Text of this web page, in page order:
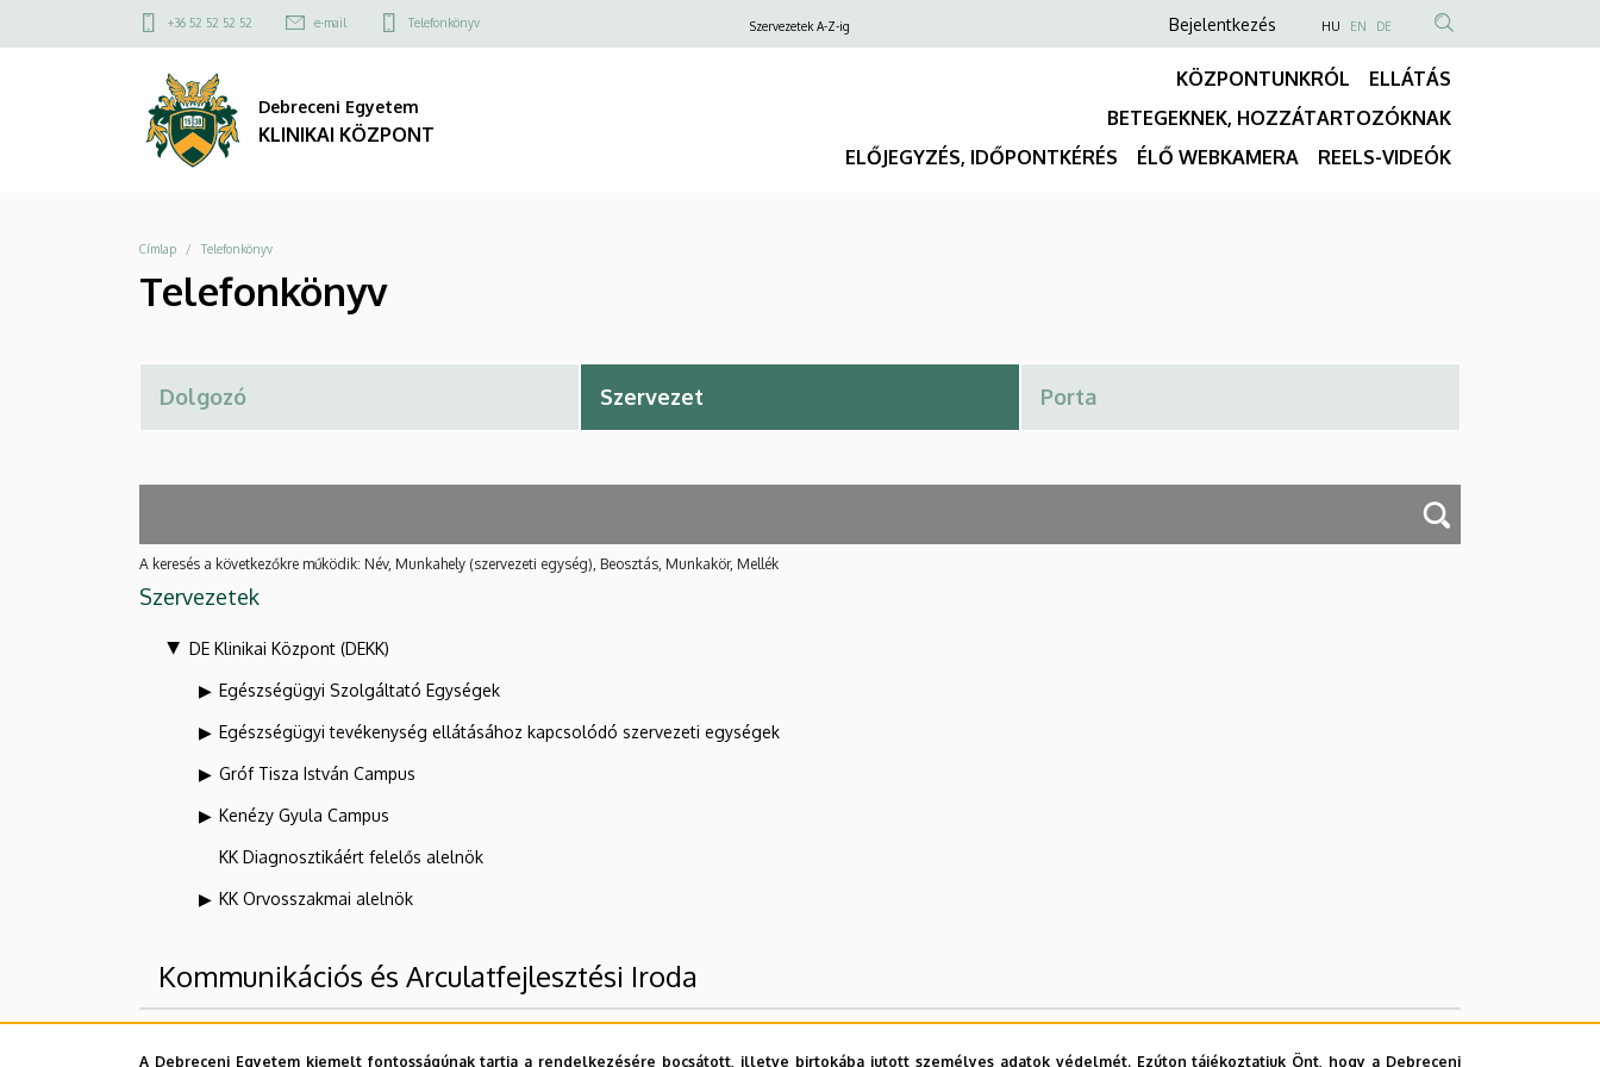
A Debreceni Egyetem kiemelt fontosságúnak tartja a rendelkezésére bocsátott, illetve birtokába jutott személyes adatok védelmét. Ezúton tájékoztatjuk Önt, hogy a Debreceni
Telefonkönyv
KLINIKAI
KÖZPONT
a
Felső
menü
+36 52 52 52 52 e-mail Telefonkönyv Szervezetek A-Z-ig
Anonim
fiók
menüje
Bejelentkezés NYELVVÁLASZTÓ
HU EN DE
TARTALOM
KERESÉSE
Debreceni Egyetem
KLINIKAI KÖZPONT
KÖZPONTUNKRÓL
ELLÁTÁS
BETEGEKNEK, HOZZÁTARTOZÓKNAK
ELŐJEGYZÉS, IDŐPONTKÉRÉS
ÉLŐ WEBKAMERA REELS-VIDEÓK
Morzsa
Címlap Telefonkönyv
Telefonkönyv
A keresés a következőkre működik: Név, Munkahely (szervezeti egység), Beosztás, Munkakör, Mellék
Szervezetek
DE Klinikai Központ (DEKK)
Egészségügyi Szolgáltató Egységek
Egészségügyi tevékenység ellátásához kapcsolódó szervezeti egységek
Gróf Tisza István Campus
Kenézy Gyula Campus
KK Diagnosztikáért felelős alelnök
KK Orvosszakmai alelnök
Kommunikációs és Arculatfejlesztési Iroda
Felettes szervezeti egységek